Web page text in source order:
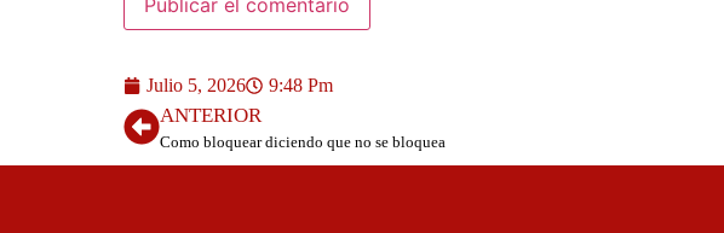
Julio 5, 2026 9:48 Pm
ANTERIOR
Como bloquear diciendo que no se bloquea